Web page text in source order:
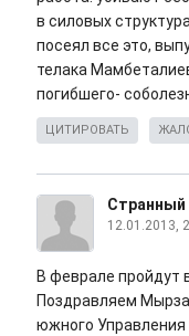
в силовых
посеял все это,
телака
погибшего-
ЦИТИРОВАТЬ
Cтранный
12.01.2013,
В феврале пройдут
Поздравляем
южного Управления